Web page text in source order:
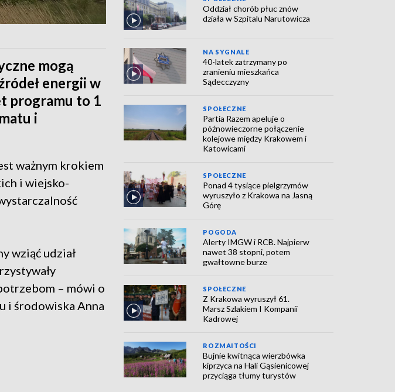
mogą
energii w
programu to 1
i
ważnym krokiem
i wiejsko-
wziąć udział
– mówi o
i środowiska Anna
Oddział chorób płuc znów
działa w Szpitalu Narutowicza
NA SYGNALE
40-latek zatrzymany po
zranieniu mieszkańca
Sądecczyzny
SPOŁECZNE
Partia Razem apeluje o
późnowieczorne połączenie
kolejowe między Krakowem i
Katowicami
SPOŁECZNE
Ponad 4 tysiące pielgrzymów
wyruszyło z Krakowa na Jasną
Górę
POGODA
Alerty IMGW i RCB. Najpierw
nawet 38 stopni, potem
gwałtowne burze
SPOŁECZNE
Z Krakowa wyruszył 61.
Marsz Szlakiem I Kompanii
Kadrowej
ROZMAITOŚCI
Bujnie kwitnąca wierzbówka
kiprzyca na Hali Gąsienicowej
przyciąga tłumy turystów